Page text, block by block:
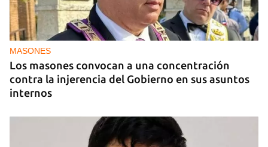
MIAMI
La hija de un diplomático castrista expulsado de
EE UU en 2003 está bajo custodia del ICE
MASONES
Los masones convocan a una concentración
contra la injerencia del Gobierno en sus asuntos
internos